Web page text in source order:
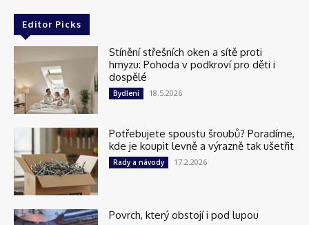
Editor Picks
Stínění střešních oken a sítě proti
hmyzu: Pohoda v podkroví pro děti i
dospělé
Bydlení 18.5.2026
Potřebujete spoustu šroubů? Poradíme,
kde je koupit levně a výrazně tak ušetřit
Rady a návody 17.2.2026
Povrch, který obstojí i pod lupou